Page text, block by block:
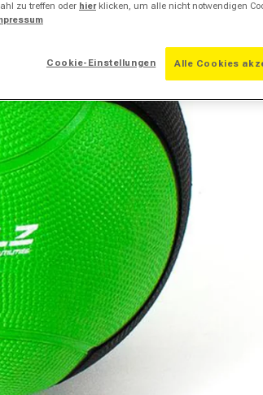
zu treffen oder hierklicken, um alle nicht notwendigen
Cookie-Einstellungen Alle Cookies